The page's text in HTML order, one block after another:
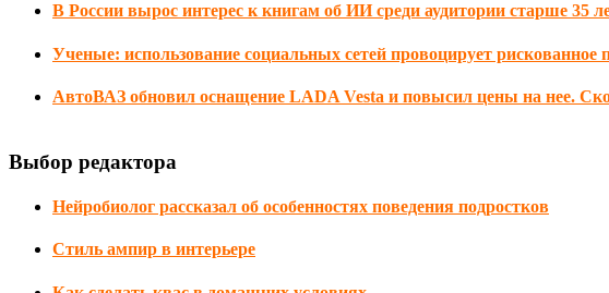
В России вырос интерес к книгам об ИИ среди аудитории старше 35
Ученые: использование социальных сетей провоцирует рискованное
АвтоВАЗ обновил оснащение LADA Vesta и повысил цены на нее.
Выбор редактора
Нейробиолог рассказал об особенностях поведения подростков
Стиль ампир в интерьере